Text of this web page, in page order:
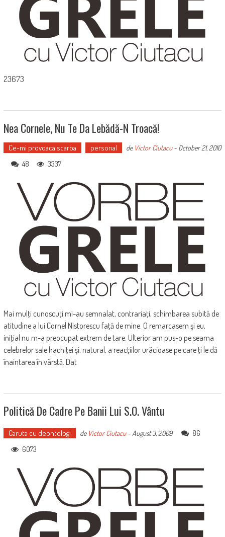
23673
Nea Cornele, Nu Te Da Lebădă-N Troacă!
Ce-mi provoaca scarba personal de Victor Ciutacu- October 21, 2010
48 3337
Mai mulţi cunoscuţi mi-au semnalat, contrariaţi, schimbarea subită de
atitudine a lui Cornel Nistorescu faţă de mine. O remarcasem şi eu,
iniţial nu m-a preocupat extrem de tare. Ulterior am pus-o pe seama
celebrelor sale hachiţei şi, natural, a reacţiilor urâcioase pe care ţi le dă
înaintarea în vârstă. Dat
Politică De Cadre Pe Banii Lui S.O. Vântu
Caruta cu deontologi de Victor Ciutacu-August 3, 2009
86
6073